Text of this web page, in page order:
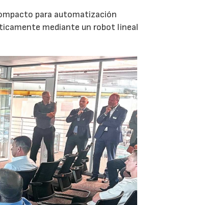
para automatización
mediante un robot lineal